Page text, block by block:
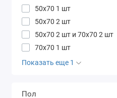
50х70 1 шт
50х70 2 шт
50х70 2 шт и 70х70 2 шт
70х70 1 шт
Показать еще 1
Пол